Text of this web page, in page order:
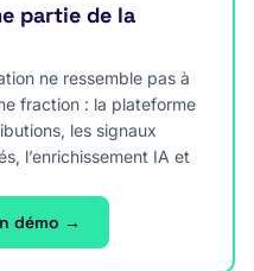
partie de la
ne ressemble pas à
fraction : la plateforme
les signaux
l’enrichissement IA et
démo →